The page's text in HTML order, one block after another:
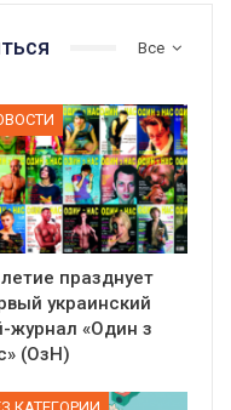
Все
празднует
украинский
журнал «Один з
(ОзН)